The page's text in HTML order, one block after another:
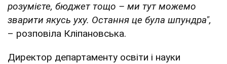
розумієте, бюджет тощо – ми тут можемо
зварити якусь уху. Остання це була шпундра",
– розповіла Кліпановська.
Директор департаменту освіти і науки